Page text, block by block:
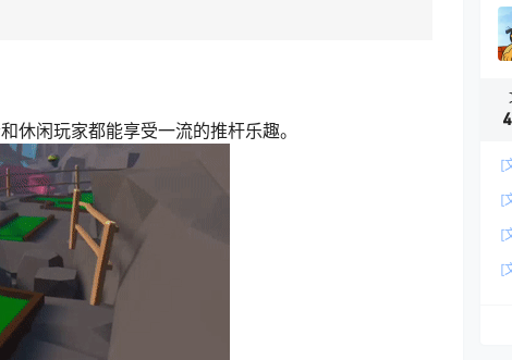
休闲玩家都能享受一流的推杆乐趣。
[
[
[
[